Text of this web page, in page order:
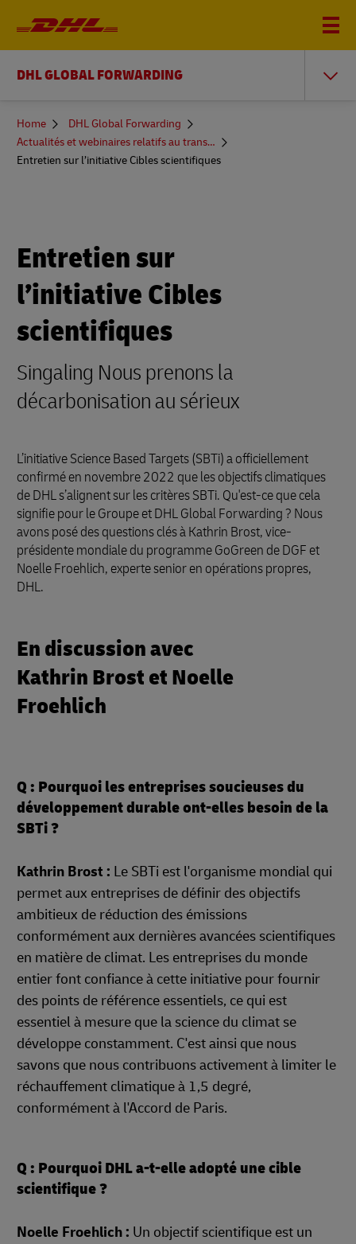
DHL GLOBAL FORWARDING
You
here
Home
DHL Global Forwarding
Actualités et webinaires relatifs au transit de fret
Entretien sur l’initiative Cibles scientifiques
Entretien sur
l’initiative Cibles
scientifiques
Singaling Nous prenons la
décarbonisation au sérieux
L’initiative Science Based Targets (SBTi) a officiellement
confirmé en novembre 2022 que les objectifs climatiques
de DHL s’alignent sur les critères SBTi. Qu'est-ce que cela
signifie pour le Groupe et DHL Global Forwarding ? Nous
avons posé des questions clés à Kathrin Brost, vice-
présidente mondiale du programme GoGreen de DGF et
Noelle Froehlich, experte senior en opérations propres,
DHL.
En discussion avec
Kathrin Brost et Noelle
Froehlich
Q : Pourquoi les entreprises soucieuses du
développement durable ont-elles besoin de la
SBTi ?
Kathrin Brost : Le SBTi est l'organisme mondial qui
permet aux entreprises de définir des objectifs
ambitieux de réduction des émissions
conformément aux dernières avancées scientifiques
en matière de climat. Les entreprises du monde
entier font confiance à cette initiative pour fournir
des points de référence essentiels, ce qui est
essentiel à mesure que la science du climat se
développe constamment. C'est ainsi que nous
savons que nous contribuons activement à limiter le
réchauffement climatique à 1,5 degré,
conformément à l'Accord de Paris.
Q : Pourquoi DHL a-t-elle adopté une cible
scientifique ?
Noelle Froehlich : Un objectif scientifique est un